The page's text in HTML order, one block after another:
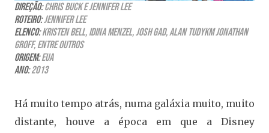
Direção:Chris Buck e Jennifer Lee
Roteiro:Jennifer Lee
Elenco:Kristen Bell, Idina Menzel, Josh Gad, Alan Tudykm Jonathan
Groff, entre outros
Origem:EUA
Ano:2013
Há muito tempo atrás, numa galáxia muito, muito
distante, houve a época em que a Disney